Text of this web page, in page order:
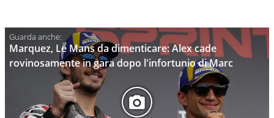
Marquez, Le Mans da dimenticare: Alex cade
rovinosamente in gara dopo l'infortunio di Marc